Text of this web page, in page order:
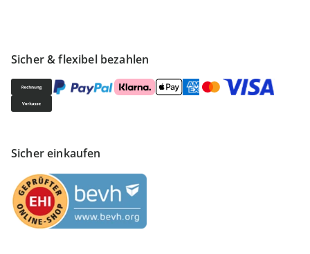
Sicher & flexibel bezahlen
Sicher einkaufen